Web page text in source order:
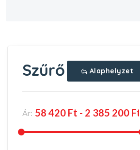
Szűrő Alaphelyzet
Ár: